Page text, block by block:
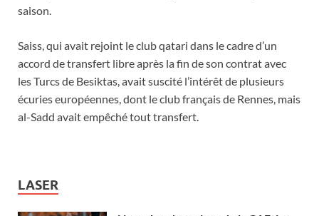
saison.
Saiss, qui avait rejoint le club qatari dans le cadre d’un
accord de transfert libre après la fin de son contrat avec
les Turcs de Besiktas, avait suscité l’intérêt de plusieurs
écuries européennes, dont le club français de Rennes, mais
al-Sadd avait empêché tout transfert.
LASER